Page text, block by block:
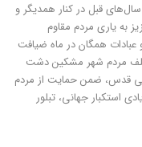
سال‌های قبل در کنار همدیگر و
به یاری مردم مقاوم
عبادات همگان در ماه ضیافت
مردم شهر مشكين دشت
قدس، ضمن حمایت از مردم
استکبار جهانی، تبلور